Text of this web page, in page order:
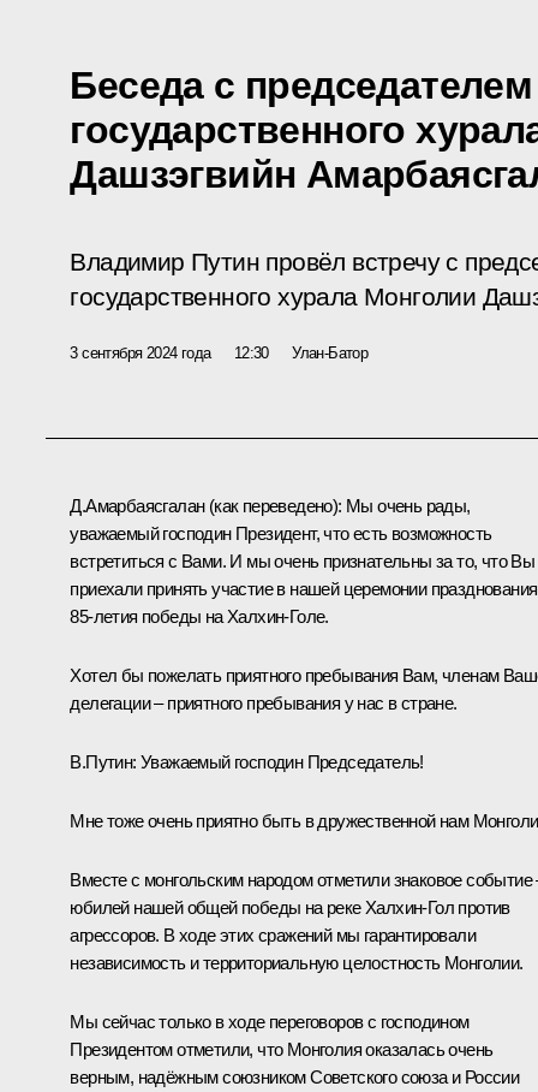
Беседа с
государственного
Дашзэгвийн
Владимир Путин провёл встречу с
государственного хурала Монголии
3 сентября 2024 года 12:30 Улан-Батор
Д.Амарбаясгалан(как переведено): Мы очень рады,
уважаемый господин Президент, что есть возможность
встретиться с Вами. И мы очень признательны за то, что Вы
приехали принять участие в нашей церемонии празднования
85-летия победы на Халхин-Голе.
Хотел бы пожелать приятного пребывания Вам, членам
делегации – приятного пребывания у нас в стране.
В.Путин: Уважаемый господин Председатель!
Мне тоже очень приятно быть в дружественной нам
Вместе с монгольским народом отметили знаковое событие
юбилей нашей общей победы на реке Халхин-Гол против
агрессоров. В ходе этих сражений мы гарантировали
независимость и территориальную целостность Монголии.
Мы сейчас только в ходе переговоров с господином
Президентом отметили, что Монголия оказалась очень
верным, надёжным союзником Советского союза и России